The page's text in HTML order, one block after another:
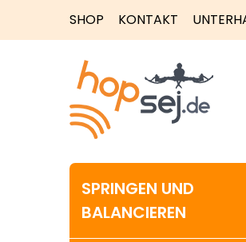
SHOP KONTAKT
SPRINGEN UND
BALANCIEREN